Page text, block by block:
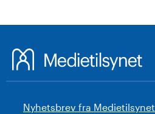
Nyhetsbrev fra Medietilsynet